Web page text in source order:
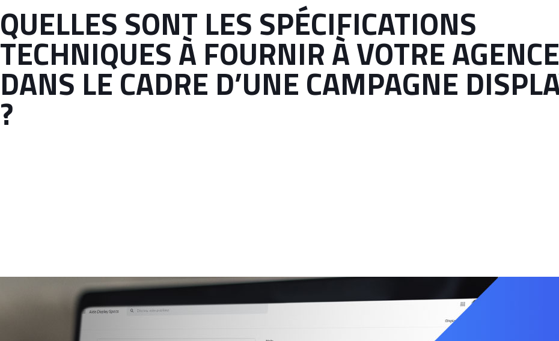
QUELLES SONT LES SPÉCIFICATIONS
TECHNIQUES À FOURNIR À VOTRE AGENCE
DANS LE CADRE D’UNE CAMPAGNE
?